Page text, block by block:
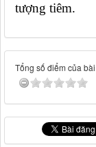
tượng tiêm.
Tổng số điểm của